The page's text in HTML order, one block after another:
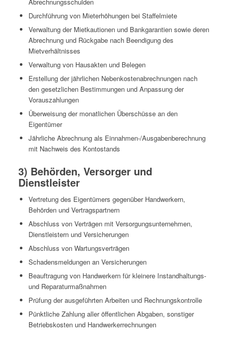
Durchführung von Mieterhöhungen bei Staffelmiete
Verwaltung der Mietkautionen und Bankgarantien sowie deren
Abrechnung und Rückgabe nach Beendigung des
Mietverhältnisses
Verwaltung von Hausakten und Belegen
Erstellung der jährlichen Nebenkostenabrechnungen nach
den gesetzlichen Bestimmungen und Anpassung der
Vorauszahlungen
Überweisung der monatlichen Überschüsse an den
Eigentümer
Jährliche Abrechnung als Einnahmen-/Ausgabenberechnung
mit Nachweis des Kontostands
3) Behörden, Versorger und
Dienstleister
Vertretung des Eigentümers gegenüber Handwerkern,
Behörden und Vertragspartnern
Abschluss von Verträgen mit Versorgungsunternehmen,
Dienstleistern und Versicherungen
Abschluss von Wartungsverträgen
Schadensmeldungen an Versicherungen
Beauftragung von Handwerkern für kleinere Instandhaltungs-
und Reparaturmaßnahmen
Prüfung der ausgeführten Arbeiten und Rechnungskontrolle
Pünktliche Zahlung aller öffentlichen Abgaben, sonstiger
Betriebskosten und Handwerkerrechnungen